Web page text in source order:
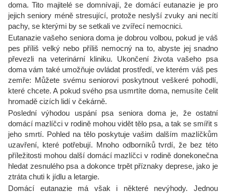
doma. Tito majitelé se domnívají, že domácí eutanazie je pro
jejich seniory méně stresující, protože neslyší zvuky ani necítí
pachy, se kterými by se setkali ve zvířecí nemocnici.
Eutanazie vašeho seniora doma je dobrou volbou, pokud je váš
pes příliš velký nebo příliš nemocný na to, abyste jej snadno
převezli na veterinární kliniku. Ukončení života vašeho psa
doma vám také umožňuje ovládat prostředí, ve kterém váš pes
zemře: Můžete svému seniorovi poskytnout veškeré pohodlí,
které chcete. A pokud svého psa usmrtíte doma, nemusíte čelit
hromadě cizích lidí v čekárně.
Poslední výhodou uspání psa seniora doma je, že ostatní
domácí mazlíčci v rodině mohou vidět tělo psa, a tak se smířit s
jeho smrtí. Pohled na tělo poskytuje vašim dalším mazlíčkům
uzavření, které potřebují. Mnoho odborníků tvrdí, že bez této
příležitosti mohou další domácí mazlíčci v rodině donekonečna
hledat zesnulého psa a dokonce trpět příznaky deprese, jako je
ztráta chuti k jídlu a letargie.
Domácí eutanazie má však i některé nevýhody. Jednou